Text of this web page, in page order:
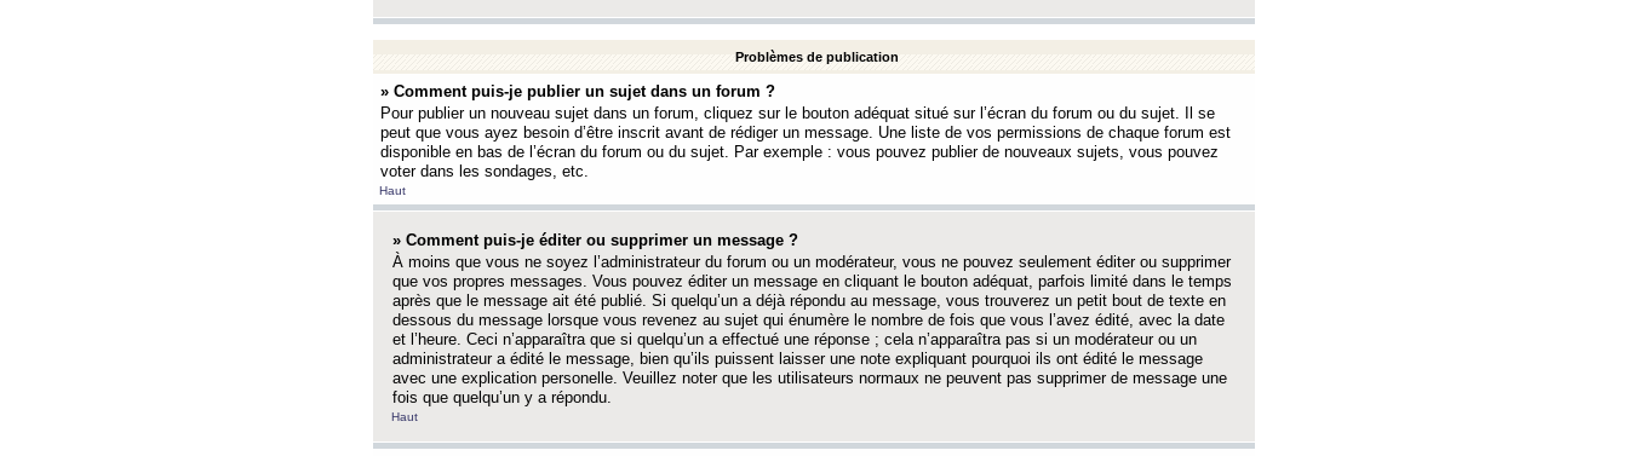
Problèmes de publication
» Comment puis-je publier un sujet dans un forum ?
Pour publier un nouveau sujet dans un forum, cliquez sur le bouton adéquat situé sur l’écran du forum ou du sujet. Il se
peut que vous ayez besoin d’être inscrit avant de rédiger un message. Une liste de vos permissions de chaque forum est
disponible en bas de l’écran du forum ou du sujet. Par exemple : vous pouvez publier de nouveaux sujets, vous pouvez
voter dans les sondages, etc.
Haut
» Comment puis-je éditer ou supprimer un message ?
À moins que vous ne soyez l’administrateur du forum ou un modérateur, vous ne pouvez seulement éditer ou supprimer
que vos propres messages. Vous pouvez éditer un message en cliquant le bouton adéquat, parfois limité dans le temps
après que le message ait été publié. Si quelqu’un a déjà répondu au message, vous trouverez un petit bout de texte en
dessous du message lorsque vous revenez au sujet qui énumère le nombre de fois que vous l’avez édité, avec la date
et l’heure. Ceci n’apparaîtra que si quelqu’un a effectué une réponse ; cela n’apparaîtra pas si un modérateur ou un
administrateur a édité le message, bien qu’ils puissent laisser une note expliquant pourquoi ils ont édité le message
avec une explication personelle. Veuillez noter que les utilisateurs normaux ne peuvent pas supprimer de message une
fois que quelqu’un y a répondu.
Haut